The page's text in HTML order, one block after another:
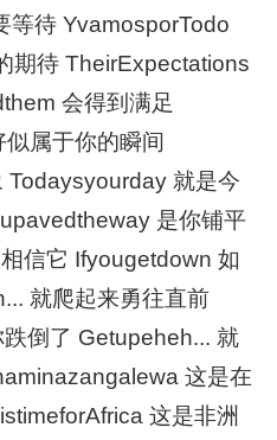
等待 YvamosporTodo
期待 TheirExpectations
会得到满足
属于你的瞬间
Todaysyourday 就是今
是你铺平
信它 Ifyougetdown 如
就爬起来勇往直前
倒了 Getupeheh... 就
这是在
这是非洲